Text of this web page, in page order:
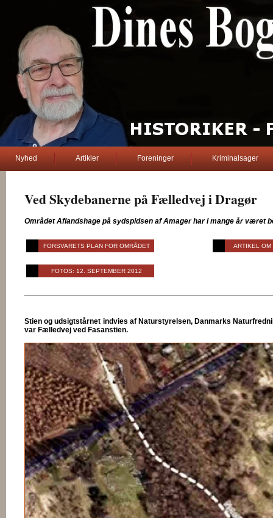
Nyhed Artikler Foreninger Kriminalsager
Ved Skydebanerne på Fælledvej i Dragør
Området Aflandshage på sydspidsen af Amager har i mange år været
FORSVARETS PLAN FOR OMRÅDET
FOTOS: 12. SEPTEMBER 2012
ARTIKEL OM
Stien og udsigtstårnet indvies af Naturstyrelsen, Danmarks
var Fælledvej ved Fasanstien.